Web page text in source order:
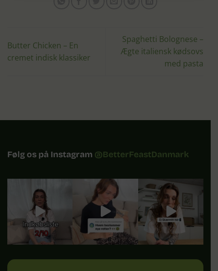
Butter Chicken – En
cremet indisk klassiker
Spaghetti Bolognese –
Ægte italiensk kødsovs
med pasta
Følg os på Instagram @BetterFeastDanmark